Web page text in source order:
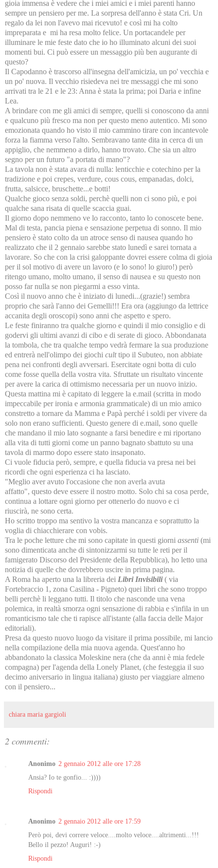
gioia immensa è vedere che i miei amici e i miei parenti hanno
sempre un pensiero per me. La sorpresa dell'anno è stata Cri. Un
regalo da lei non l'avevo mai ricevuto! e così mi ha colto
impreparata e mi ha resa molto felice. Un portacandele per
illuminare le mie feste dato che io ho illuminato alcuni dei suoi
momenti bui. Ci può essere un messaggio più ben augurante di
questo?
Il Capodanno è trascorso all'insegna dell'amicizia, un po' vecchia e
un po' nuova. Il vecchio risiedeva nei tre messaggi che mi sono
arrivati tra le 21 e le 23: Anna è stata la prima; poi Daria e infine
Lea.
A brindare con me gli amici di sempre, quelli si conoscono da anni
e qualcuno più fresco ma non per questo meno autentico. Mi sono
emozionata quando ho visto il mio cammino tirare con incantevole
forza la fiamma verso l'alto. Sembravano tante dita in cerca di un
appiglio, che nemmeno a dirlo, hanno trovato. Che sia un altro
segno per un futuro "a portata di mano"?
La tavola non è stata avara di nulla: lenticchie e cotechino per la
tradizione e poi crepes, verdure, cous cous, empanadas, dolci,
frutta, salsicce, bruschette...e botti!
Qualche gioco senza soldi, perchè quelli non ci sono più, e poi
qualche sana risata di quelle scaccia guai.
Il giorno dopo nemmeno ve lo racconto, tanto lo conoscete bene.
Mal di testa, pancia piena e sensazione perpetua di sonno. Il mio
pensiero è stato colto da un atroce senso di nausea quando ho
realizzato che il 2 gennaio sarebbe stato lunedì e sarei tornata a
lavorare. So che con la crisi galoppante dovrei essere colma di gioia
per il sol motivo di avere un lavoro (e lo sono! lo giuro!) però
ritengo umano, molto umano, il senso di nausea e su questo non
posso far nulla se non piegarmi a esso vinta.
Così il nuovo anno che è iniziato di lunedi...(grazie!) sembra
proprio che sarà l'anno dei Gemelli!!! Era ora (aggiungo da lettrice
accanita degli oroscopi) sono anni che aspetto e spero.
Le feste finiranno tra qualche giorno e quindi il mio consiglio e di
godervi gli ultimi avanzi di cibo e di serate di gioco. Abbondanata
la tombola, che tra qualche tempo vedrà fermare la sua produzione
ed entrerà nell'olimpo dei giochi culttipo il Subuteo, non abbiate
pena nei confronti degli avversari. Esercitate ogni botta di culo
come fosse quella della vostra vita. Sfruttate un risultato vincente
per avere la carica di ottimismo necessaria per un nuovo inizio.
Questa mattina mi è capitato di leggere la e.mail (scritta in modo
impeccabile per ironia e armonia grammaticale) di un mio amico
constretto a tornare da Mamma e Papà perché i soldi per vivere da
solo non erano sufficienti. Questo genere di e.mail, sono quelle
che mandano il mio lato sognante a farsi benedire e mi riportano
alla vita di tutti giorni come un panno bagnato sbattuto su una
tavola di marmo dopo essere stato insaponato.
Ci vuole fiducia però, sempre, e quella fiducia va presa nei bei
ricordi che ogni esperienza ci ha lasciato.
"Meglio aver avuto l'occasione che non averla avuta
affatto", questo deve essere il nostro motto. Solo chi sa cosa perde,
continua a lottare ogni giorno per ottenerlo do nuovo e ci
riuscirà, ne sono certa.
Ho scritto troppo ma sentivo la vostra mancanza e soprattutto la
voglia di chiacchierare con vobis.
Tra le poche letture che mi sono capitate in questi giorni assenti (mi
sono dimenticata anche di sintonizzarmi su tutte le reti per il
famigerato Discorso del Presidente della Repubblica), ho letto una
notizia di quelle che dovrebbero uscire in prima pagina.
A Roma ha aperto una la libreria dei Libri Invisibili( via
Fortebraccio 1, zona Casilina - Pigneto) quei libri che sono troppo
belli perchè li leggano tutti. Il titolo che nasconde una vena
polemica, in realtà smorza ogni sensazione di rabbia e s'infila in un
romanticismo tale che ti rapisce all'istante (alla faccia delle Major
editoriali).
Presa da questo nuovo luogo da visitare il prima possibile, mi lancio
nella compilazione della mia nuova agenda. Quest'anno ho
abbandonato la classica Moleskine nera (che da anni è mia fedele
compagna) per l'agenda della Lonely Planet, (che festeggia il suo
decimo aniversario in lingua italiana) giusto per viaggiare almeno
con il pensiero...
chiara maria gargioli
2 commenti:
Anonimo 2 gennaio 2012 alle ore 17:28
Ansia? Io te gonfio... :))))
Rispondi
Anonimo 2 gennaio 2012 alle ore 17:59
Però poi, devi correre veloce....molto veloce....altrimenti...!!!
Bello il pezzo! Auguri! :-)
Rispondi